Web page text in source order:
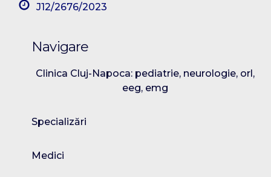
J12/2676/2023
Navigare
Clinica Cluj-Napoca: pediatrie, neurologie, orl,
eeg, emg
Specializări
Medici